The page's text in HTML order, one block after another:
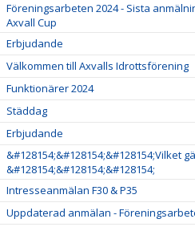
Föreningsarbeten 2024 - Sista
Axvall Cup
Erbjudande
Välkommen till Axvalls Idrottsförening
Funktionärer 2024
Städdag
Erbjudande
&#128154;&#128154;&#128154;Vilket
&#128154;&#128154;&#128154;
Intresseanmälan F30 & P35
Uppdaterad anmälan -